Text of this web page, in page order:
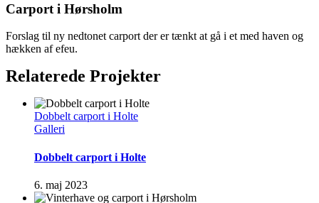
Carport i Hørsholm
Forslag til ny nedtonet carport der er tænkt at gå i et med haven og
hækken af efeu.
Relaterede Projekter
Dobbelt carport i Holte
Galleri
Dobbelt carport i Holte
6. maj 2023